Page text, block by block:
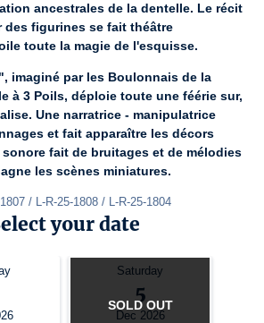
ancestrales de la dentelle. Le récit
des figurines se fait théâtre
toute la magie de l'esquisse.
imaginé par les Boulonnais de la
à 3 Poils, déploie toute une féérie sur,
Une narratrice - manipulatrice
et fait apparaître les décors
fait de bruitages et de mélodies
les scènes miniatures.
/ L-R-25-1808 / L-R-25-1804
your date
Saturday
5
Dec 2026
SOLD OUT